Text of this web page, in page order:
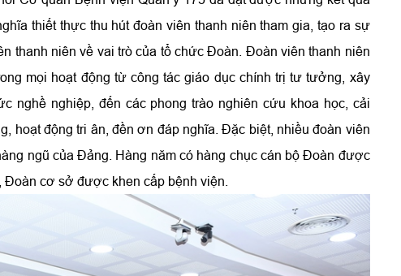
thiết thực thu hút đoàn viên thanh niên tham gia, tạo ra sự
thanh niên về vai trò của tổ chức Đoàn. Đoàn viên thanh niên
mọi hoạt động từ công tác giáo dục chính trị tư tưởng, xây
nghề nghiệp, đến các phong trào nghiên cứu khoa học, cải
hoạt động tri ân, đền ơn đáp nghĩa. Đặc biệt, nhiều đoàn viên
ngũ của Đảng. Hàng năm có hàng chục cán bộ Đoàn được
cơ sở được khen cấp bệnh viện.